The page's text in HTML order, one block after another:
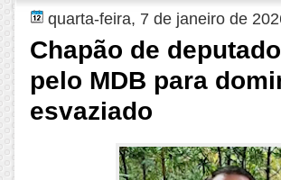
quarta-feira, 7 de janeiro de
Chapão de
pelo MDB para
esvaziado